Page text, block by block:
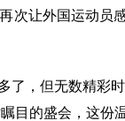
次让外国运动员
了，但无数精彩
目的盛会，这份